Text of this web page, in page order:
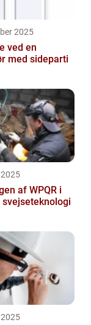
2025
ved en
med sideparti
af WPQR i